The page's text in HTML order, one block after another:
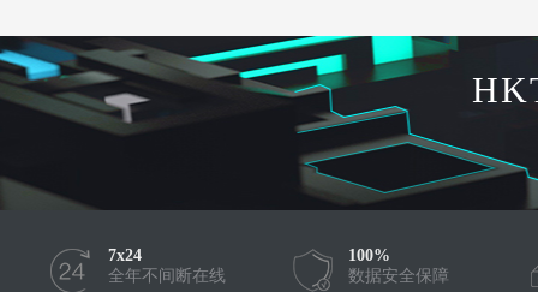
7x24
全年不间断在线
100%
数据安全保障